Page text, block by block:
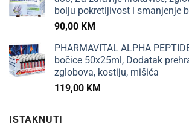
bolju pokretljivost i smanjenje
90,00 KM
PHARMAVITAL ALPHA
bočice 50x25ml, Dodatak
zglobova, kostiju, mišića
119,00 KM
ISTAKNUTI